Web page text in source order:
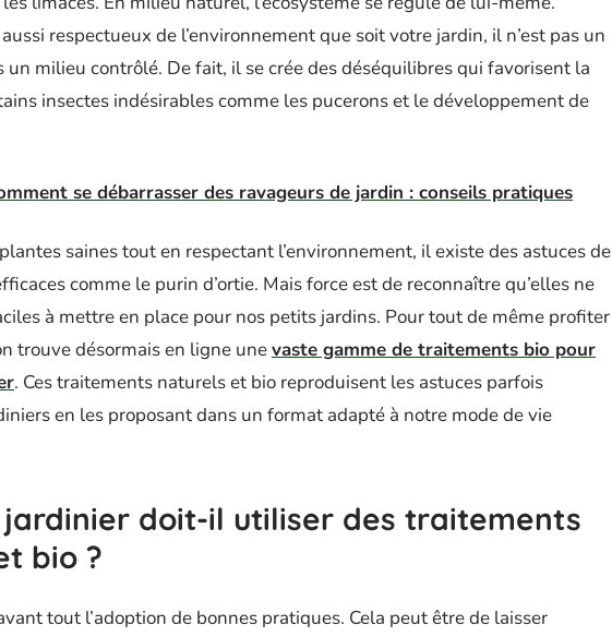
respectueux de l’environnement que soit votre jardin, il n’est pas un
milieu contrôlé. De fait, il se crée des déséquilibres qui favorisent la
insectes indésirables comme les pucerons et le développement de
se débarrasser des ravageurs de jardin : conseils pratiques
saines tout en respectant l’environnement, il existe des astuces de
comme le purin d’ortie. Mais force est de reconnaître qu’elles ne
à mettre en place pour nos petits jardins. Pour tout de même profiter
trouve désormais en ligne unevaste gamme de traitements bio pour
. Ces traitements naturels et bio reproduisent les astuces parfois
en les proposant dans un format adapté à notre mode de vie
jardinier doit-il utiliser des traitements
bio ?
tout l’adoption de bonnes pratiques. Cela peut être de laisser